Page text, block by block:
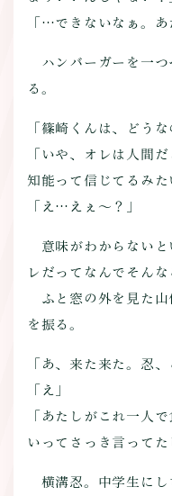
「…できないなぁ。あ
ハンバーガーを一つ
る。
「篠崎くんは、どう
「いや、オレは人間
知能って信じてるみた
「え…えぇ～？」
意味がわからないと
レだってなんでそん
ふと窓の外を見た山
を振る。
「あ、来た来た。忍、
「え」
「あたしがこれ一人
いってさっき言ってた
横溝忍。中学生にし